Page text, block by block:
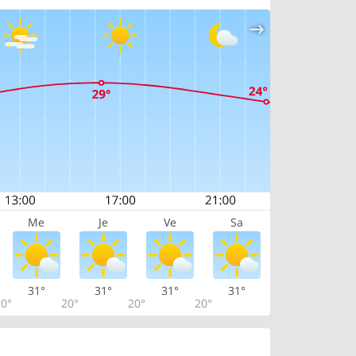
Me Je Ve Sa
31°
20°
31°
20°
31°
20°
31°